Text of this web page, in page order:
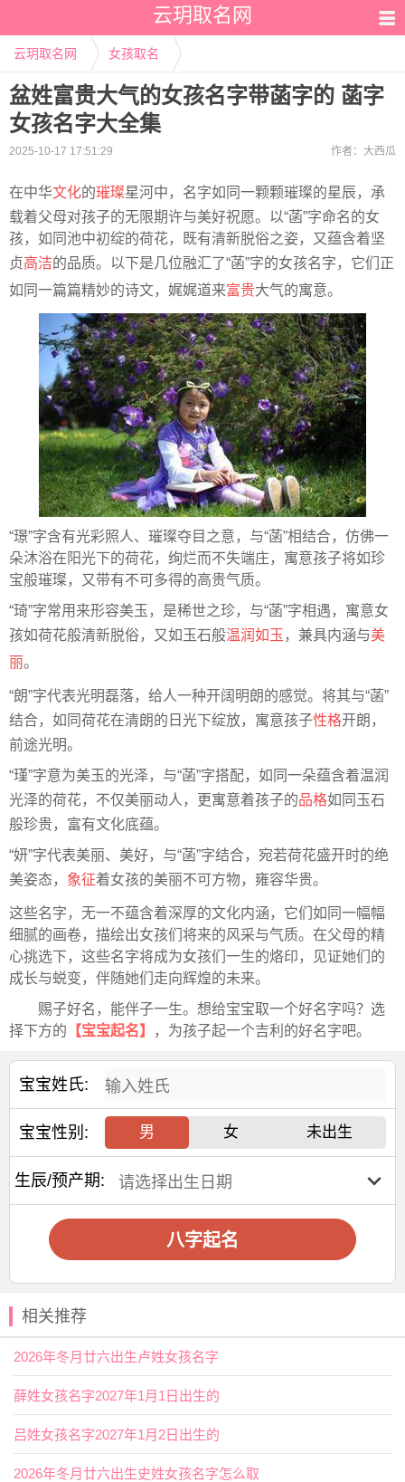
云玥取名网
云玥取名网 女孩取名
盆姓富贵大气的女孩名字带菡字的 菡字
女孩名字大全集
2025-10-17 17:51:29 作者： 大西瓜
在中华文化的璀璨星河中，名字如同一颗颗璀璨的星辰，承
载着父母对孩子的无限期许与美好祝愿。以“菡”字命名的女
孩，如同池中初绽的荷花，既有清新脱俗之姿，又蕴含着坚
贞高洁的品质。以下是几位融汇了“菡”字的女孩名字，它们正
如同一篇篇精妙的诗文，娓娓道来富贵大气的寓意。
“璟”字含有光彩照人、璀璨夺目之意，与“菡”相结合，仿佛一
朵沐浴在阳光下的荷花，绚烂而不失端庄，寓意孩子将如珍
宝般璀璨，又带有不可多得的高贵气质。
“琦”字常用来形容美玉，是稀世之珍，与“菡”字相遇，寓意女
孩如荷花般清新脱俗，又如玉石般温润如玉 ，兼具内涵与美
丽。
“朗”字代表光明磊落，给人一种开阔明朗的感觉。将其与“菡”
结合，如同荷花在清朗的日光下绽放，寓意孩子性格开朗，
前途光明。
“瑾”字意为美玉的光泽，与“菡”字搭配，如同一朵蕴含着温润
光泽的荷花，不仅美丽动人，更寓意着孩子的品格如同玉石
般珍贵，富有文化底蕴。
“妍”字代表美丽、美好，与“菡”字结合，宛若荷花盛开时的绝
美姿态， 象征着女孩的美丽不可方物，雍容华贵。
这些名字，无一不蕴含着深厚的文化内涵，它们如同一幅幅
细腻的画卷，描绘出女孩们将来的风采与气质。在父母的精
心挑选下，这些名字将成为女孩们一生的烙印，见证她们的
成长与蜕变，伴随她们走向辉煌的未来。
赐子好名，能伴子一生。想给宝宝取一个好名字吗？选
择下方的 【宝宝起名】 ，为孩子起一个吉利的好名字吧。
宝宝姓氏:
宝宝性别: 男 女 未出生
生辰/预产期:
八字起名
相关推荐
2026年冬月廿六出生卢姓女孩名字
薛姓女孩名字2027年1月1日出生的
吕姓女孩名字2027年1月2日出生的
2026年冬月廿六出生史姓女孩名字怎么取